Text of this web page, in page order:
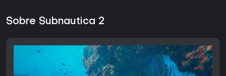
Sobre Subnautica 2